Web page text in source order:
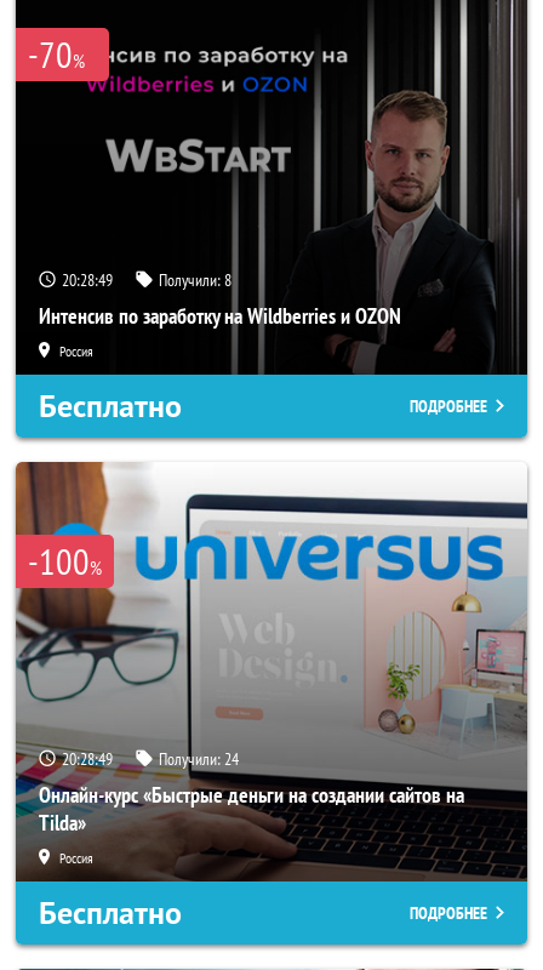
-70%
20:28:47 Получили:8
Интенсив по заработку на Wildberries и OZON
Россия
Бесплатно ПОДРОБНЕЕ
-100%
20:28:47 Получили:24
Онлайн-курс «Быстрые деньги на создании сайтов на
Tilda»
Россия
Бесплатно ПОДРОБНЕЕ